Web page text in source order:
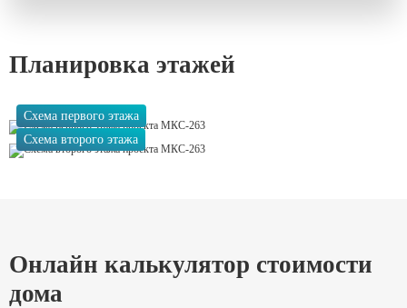
Планировка этажей
Схема первого этажа
Схема второго этажа
Онлайн калькулятор стоимости
дома